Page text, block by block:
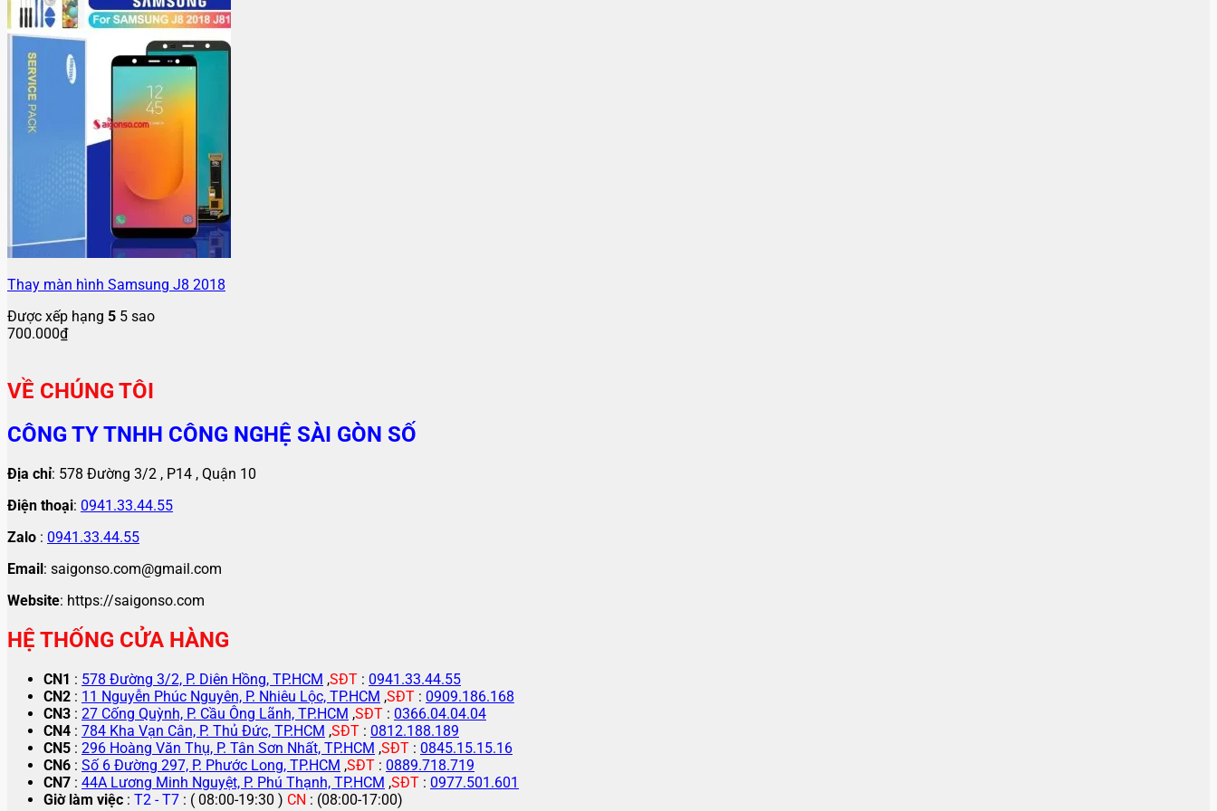
Thay màn hình Samsung J8 2018
Được xếp hạng 5 5 sao
700.000₫
VỀ CHÚNG TÔI
CÔNG TY TNHH CÔNG NGHỆ SÀI GÒN SỐ
Địa chỉ: 578 Đường 3/2 , P14 , Quận 10
Điện thoại: 0941.33.44.55
Zalo : 0941.33.44.55
Email: saigonso.com@gmail.com
Website: https://saigonso.com
HỆ THỐNG CỬA HÀNG
CN1 : 578 Đường 3/2, P. Diên Hồng, TP.HCM ,SĐT : 0941.33.44.55
CN2 : 11 Nguyễn Phúc Nguyên, P. Nhiêu Lộc, TP.HCM ,SĐT : 0909.186.168
CN3 : 27 Cống Quỳnh, P. Cầu Ông Lãnh, TP.HCM ,SĐT : 0366.04.04.04
CN4 : 784 Kha Vạn Cân, P. Thủ Đức, TP.HCM ,SĐT : 0812.188.189
CN5 : 296 Hoàng Văn Thụ, P. Tân Sơn Nhất, TP.HCM ,SĐT : 0845.15.15.16
CN6 : Số 6 Đường 297, P. Phước Long, TP.HCM ,SĐT : 0889.718.719
CN7 : 44A Lương Minh Nguyệt, P. Phú Thạnh, TP.HCM ,SĐT : 0977.501.601
Giờ làm việc : T2 - T7 : ( 08:00-19:30 ) CN : (08:00-17:00)